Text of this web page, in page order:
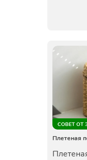
СОВЕТ ОТ
Плетеная